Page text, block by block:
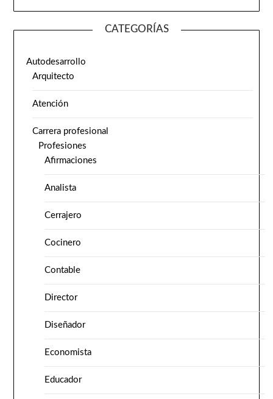
CATEGORÍAS
Autodesarrollo
Arquitecto
Atención
Carrera profesional
Profesiones
Afirmaciones
Analista
Cerrajero
Cocinero
Contable
Director
Diseñador
Economista
Educador